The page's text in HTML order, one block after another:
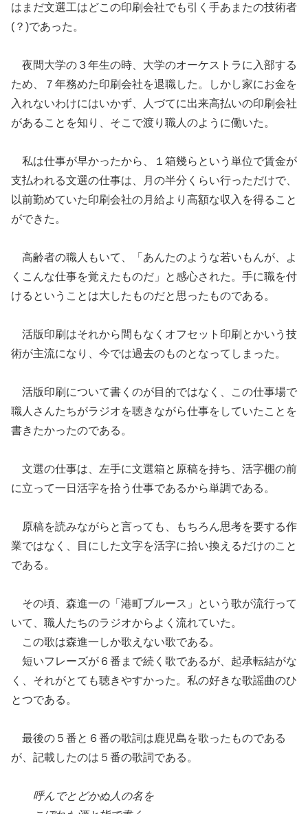
はまだ文選工はどこの印刷会社でも引く手あまたの技術者
(？)であった。
夜間大学の３年生の時、 大学のオーケストラに入部する
ため、７年務めた印刷会社を退職した。
しかし家にお金を
入れないわけにはいかず、人 づてに出来高払いの印刷会社
があることを知り、 そこで渡り職人のように働いた。
私は仕事が早かったから、
１箱幾らという単位で賃金が
支払われる文選の仕事は 月 の半分くらい行っただけで、
以前勤めていた印刷会社の月給より高額な収入を得ること
ができた。
高齢者の職人もいて、「あんたのような若い もんが、よ
くこんな仕事を覚えたものだ 」と感心された 。 手に職を付
けるということは大した ものだと思った ものである。
活版印刷はそれから間もなく オフセット 印刷とかいう 技
術が主流になり、今では過去のものとなってしまった。
活版印刷について書く のが目的ではなく、
この仕事場で
職人さんたちがラジオを聴きながら仕事を していたことを
書きたかったのである。
文選の仕事は、左手に文選箱と原稿を持ち、活字棚の前
に立って一日活字を拾う仕事であるから単調である。
原稿を読みながらと言っても、もちろん思考を要する作
業ではなく、目にした文字を活字に拾い換えるだけのこと
である。
その頃
森進一の「港町ブルース」という歌が流行って
いて、職人たちのラジオからよく流れていた。
この歌は森進一しか歌えない歌である。
短いフレーズが ６ 番 まで続く歌であるが、 起承転結がな
く、 それがとても聴きやすかった。 私の好きな歌謡曲のひ
とつである。
最後の５番と６番の歌詞は鹿児島を歌ったものである
が、記載したのは５番の歌詞である。
呼んでとどかぬ人の名を